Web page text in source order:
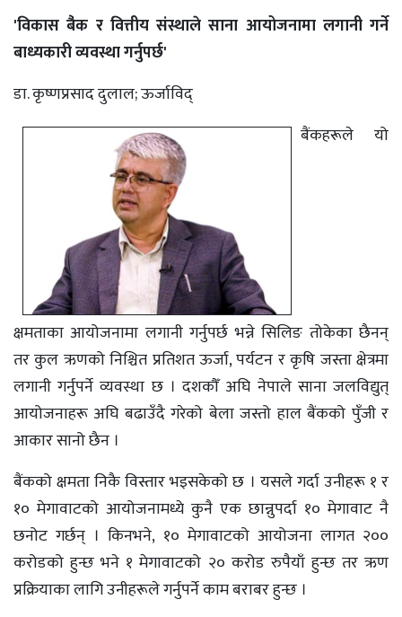
'विकास बै‌ंक र वित्तीय संस्थाले साना आयोजनामा लगानी गर्ने
बाध्यकारी व्यवस्था गर्नुपर्छ'
डा. कृष्णप्रसाद दुलाल; ऊर्जाविद्
बैंकहरूले यो
क्षमताका आयोजनामा लगानी गर्नुपर्छ भन्ने सिलिङ तोकेका छैनन्
तर कुल ऋणको निश्चित प्रतिशत ऊर्जा, पर्यटन र कृषि जस्ता क्षेत्रमा
लगानी गर्नुपर्ने व्यवस्था छ । दशकौँ अघि नेपाले साना जलविद्युत्
आयोजनाहरू अघि बढाउँदै गरेको बेला जस्तो हाल बैंकको पुँजी र
आकार सानो छैन ।
बैंकको क्षमता निकै विस्तार भइसकेको छ । यसले गर्दा उनीहरू १ र
१० मेगावाटको आयोजनामध्ये कुनै एक छान्नुपर्दा १० मेगावाट नै
छनोट गर्छन् । किनभने, १० मेगावाटको आयोजना लागत २००
करोडको हुन्छ भने १ मेगावाटको २० करोड रुपैयाँ हुन्छ तर ऋण
प्रक्रियाका लागि उनीहरूले गर्नुपर्ने काम बराबर हुन्छ ।